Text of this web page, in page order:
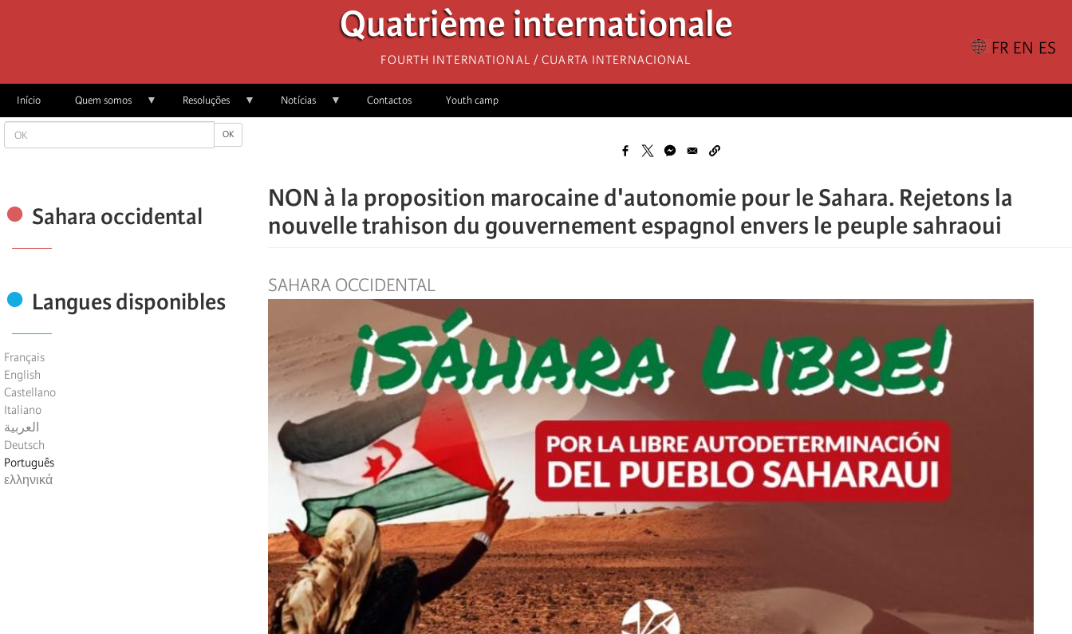
Quatrième internationale
Fourth International / Cuarta Internacional
Início Quem somos Resoluções Notícias Contactos Youth camp
OK OK
Sahara occidental
Langues disponibles
Français
English
Castellano
Italiano
العربية
Deutsch
Português
ελληνικά
NON à la proposition marocaine d'autonomie pour le Sahara. Rejetons la
nouvelle trahison du gouvernement espagnol envers le peuple sahraoui
SAHARA OCCIDENTAL